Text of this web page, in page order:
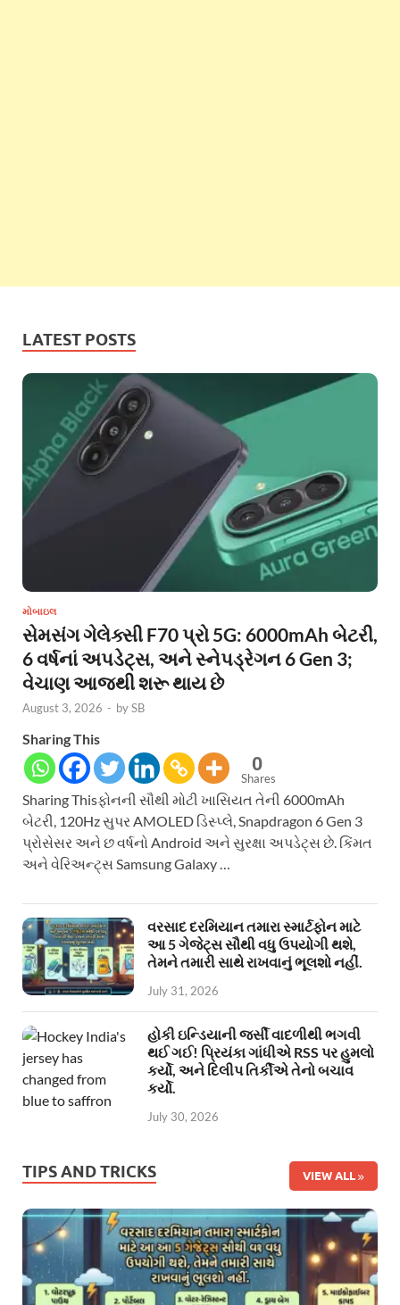
LATEST POSTS
મોબાઇલ
સેમસંગ ગેલેક્સી F70 પ્રો 5G: 6000mAh બેટરી,
6 વર્ષનાં અપડેટ્સ, અને સ્નેપડ્રેગન 6 Gen 3;
વેચાણ આજથી શરૂ થાય છે
August 3, 2026 - bySB
Sharing This
0
Shares
Sharing Thisફોનની સૌથી મોટી ખાસિયત તેની 6000mAh
બેટરી, 120Hz સુપર AMOLED ડિસ્પ્લે, Snapdragon 6 Gen 3
પ્રોસેસર અને છ વર્ષનો Android અને સુરક્ષા અપડેટ્સ છે. કિંમત
અને વેરિઅન્ટ્સ Samsung Galaxy …
વરસાદ દરમિયાન તમારા સ્માર્ટફોન માટે
આ 5 ગેજેટ્સ સૌથી વધુ ઉપયોગી થશે,
તેમને તમારી સાથે રાખવાનું ભૂલશો નહીં.
July 31, 2026
હોકી ઇન્ડિયાની જર્સી વાદળીથી ભગવી
થઈ ગઈ! પ્રિયંકા ગાંધીએ RSS પર હુમલો
કર્યો, અને દિલીપ તિર્કીએ તેનો બચાવ
કર્યો.
July 30, 2026
TIPS AND TRICKS VIEW ALL